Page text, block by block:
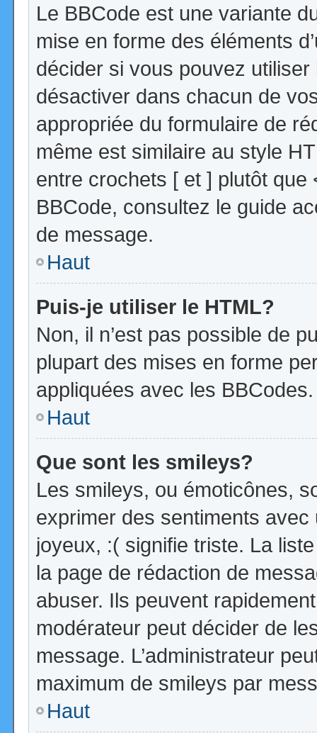
Le BBCode est une variante
mise en forme des éléments
décider si vous pouvez
désactiver dans chacun de
appropriée du formulaire de
même est similaire au style
entre crochets [ et ] plutôt que
BBCode, consultez le guide
de message.
Haut
Puis-je utiliser le HTML?
Non, il n’est pas possible de
plupart des mises en forme
appliquées avec les BBCodes.
Haut
Que sont les smileys?
Les smileys, ou émoticônes,
exprimer des sentiments
joyeux, :( signifie triste. La
la page de rédaction de
abuser. Ils peuvent
modérateur peut décider de
message. L’administrateur
maximum de smileys par
Haut